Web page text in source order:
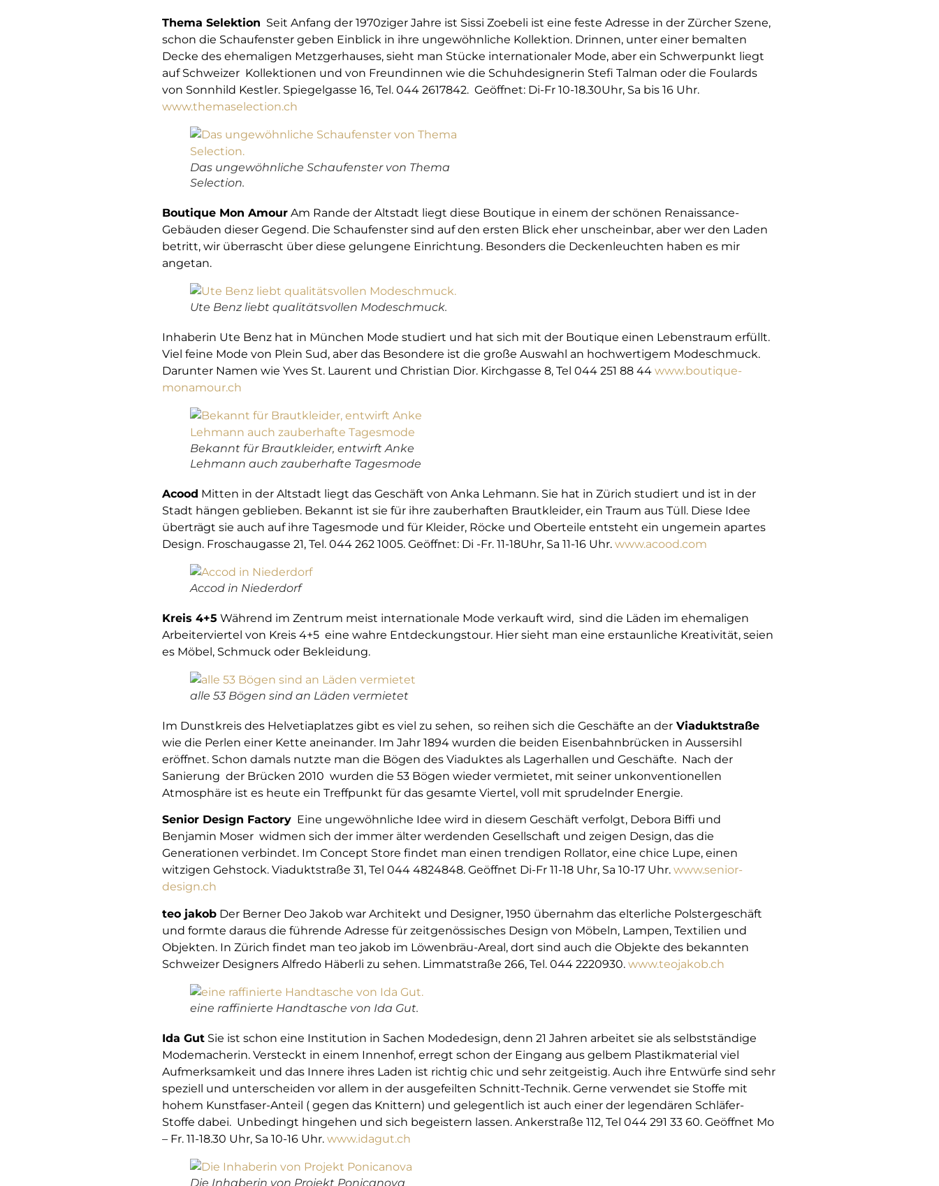
Thema Selektion Seit Anfang der 1970ziger Jahre ist Sissi Zoebeli ist eine feste Adresse in der Zürcher Szene,
schon die Schaufenster geben Einblick in ihre ungewöhnliche Kollektion. Drinnen, unter einer bemalten
Decke des ehemaligen Metzgerhauses, sieht man Stücke internationaler Mode, aber ein Schwerpunkt liegt
auf Schweizer Kollektionen und von Freundinnen wie die Schuhdesignerin Stefi Talman oder die Foulards
von Sonnhild Kestler. Spiegelgasse 16, Tel. 044 2617842. Geöffnet: Di-Fr 10-18.30Uhr, Sa bis 16 Uhr.
www.themaselection.ch
Das ungewöhnliche Schaufenster von Thema
Selection.
Boutique Mon Amour Am Rande der Altstadt liegt diese Boutique in einem der schönen Renaissance-
Gebäuden dieser Gegend. Die Schaufenster sind auf den ersten Blick eher unscheinbar, aber wer den Laden
betritt, wir überrascht über diese gelungene Einrichtung. Besonders die Deckenleuchten haben es mir
angetan.
Ute Benz liebt qualitätsvollen Modeschmuck.
Inhaberin Ute Benz hat in München Mode studiert und hat sich mit der Boutique einen Lebenstraum erfüllt.
Viel feine Mode von Plein Sud, aber das Besondere ist die große Auswahl an hochwertigem Modeschmuck.
Darunter Namen wie Yves St. Laurent und Christian Dior. Kirchgasse 8, Tel 044 251 88 44 www.boutique-
monamour.ch
Bekannt für Brautkleider, entwirft Anke
Lehmann auch zauberhafte Tagesmode
Acood Mitten in der Altstadt liegt das Geschäft von Anka Lehmann. Sie hat in Zürich studiert und ist in der
Stadt hängen geblieben. Bekannt ist sie für ihre zauberhaften Brautkleider, ein Traum aus Tüll. Diese Idee
überträgt sie auch auf ihre Tagesmode und für Kleider, Röcke und Oberteile entsteht ein ungemein apartes
Design. Froschaugasse 21, Tel. 044 262 1005. Geöffnet: Di -Fr. 11-18Uhr, Sa 11-16 Uhr. www.acood.com
Accod in Niederdorf
Kreis 4+5 Während im Zentrum meist internationale Mode verkauft wird, sind die Läden im ehemaligen
Arbeiterviertel von Kreis 4+5 eine wahre Entdeckungstour. Hier sieht man eine erstaunliche Kreativität, seien
es Möbel, Schmuck oder Bekleidung.
alle 53 Bögen sind an Läden vermietet
Im Dunstkreis des Helvetiaplatzes gibt es viel zu sehen, so reihen sich die Geschäfte an der Viaduktstraße
wie die Perlen einer Kette aneinander. Im Jahr 1894 wurden die beiden Eisenbahnbrücken in Aussersihl
eröffnet. Schon damals nutzte man die Bögen des Viaduktes als Lagerhallen und Geschäfte. Nach der
Sanierung der Brücken 2010 wurden die 53 Bögen wieder vermietet, mit seiner unkonventionellen
Atmosphäre ist es heute ein Treffpunkt für das gesamte Viertel, voll mit sprudelnder Energie.
Senior Design Factory Eine ungewöhnliche Idee wird in diesem Geschäft verfolgt, Debora Biffi und
Benjamin Moser widmen sich der immer älter werdenden Gesellschaft und zeigen Design, das die
Generationen verbindet. Im Concept Store findet man einen trendigen Rollator, eine chice Lupe, einen
witzigen Gehstock. Viaduktstraße 31, Tel 044 4824848. Geöffnet Di-Fr 11-18 Uhr, Sa 10-17 Uhr. www.senior-
design.ch
teo jakob Der Berner Deo Jakob war Architekt und Designer, 1950 übernahm das elterliche Polstergeschäft
und formte daraus die führende Adresse für zeitgenössisches Design von Möbeln, Lampen, Textilien und
Objekten. In Zürich findet man teo jakob im Löwenbräu-Areal, dort sind auch die Objekte des bekannten
Schweizer Designers Alfredo Häberli zu sehen. Limmatstraße 266, Tel. 044 2220930. www.teojakob.ch
eine raffinierte Handtasche von Ida Gut.
Ida Gut Sie ist schon eine Institution in Sachen Modedesign, denn 21 Jahren arbeitet sie als selbstständige
Modemacherin. Versteckt in einem Innenhof, erregt schon der Eingang aus gelbem Plastikmaterial viel
Aufmerksamkeit und das Innere ihres Laden ist richtig chic und sehr zeitgeistig. Auch ihre Entwürfe sind sehr
speziell und unterscheiden vor allem in der ausgefeilten Schnitt-Technik. Gerne verwendet sie Stoffe mit
hohem Kunstfaser-Anteil ( gegen das Knittern) und gelegentlich ist auch einer der legendären Schläfer-
Stoffe dabei. Unbedingt hingehen und sich begeistern lassen. Ankerstraße 112, Tel 044 291 33 60. Geöffnet Mo
– Fr. 11-18.30 Uhr, Sa 10-16 Uhr. www.idagut.ch
Die Inhaberin von Projekt Ponicanova